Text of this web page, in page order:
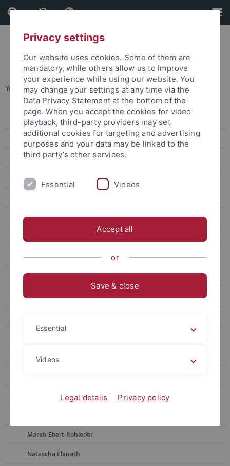
Skip
to
content
Skip
to
footer
You are here: Startseite ... Florian Rohmann
Aktuelles
Veröffentlichungen
Forschung
Qualifizierung und Gleichstellung
Antragsteller*innen
Post-Doc
Kollegiaten und Assoziierte
Mitarbeiter*innen
Alumni*ae
Martina Bross
Simon Drescher
Maren Ebert-Rohleder
Natascha Elxnath
Privacy settings
Our website uses cookies. Some of them are
mandatory, while others allow us to improve
your experience while using our website. You
may change your settings at any time via the
Data Privacy Statement at the bottom of the
page. When you accept the cookies for video
playback, third-party providers may set
additional cookies for targeting and advertising
purposes and your data may be linked to the
third party’s other services.
Essential Videos
Accept all
or
Save & close
Essential
Videos
Legal details Privacy policy